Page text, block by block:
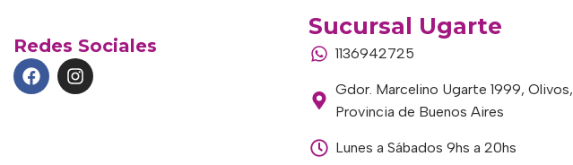
Redes Sociales
Sucursal Ugarte
1136942725
Gdor. Marcelino Ugarte 1999, Olivos,
Provincia de Buenos Aires
Lunes a Sábados 9hs a 20hs